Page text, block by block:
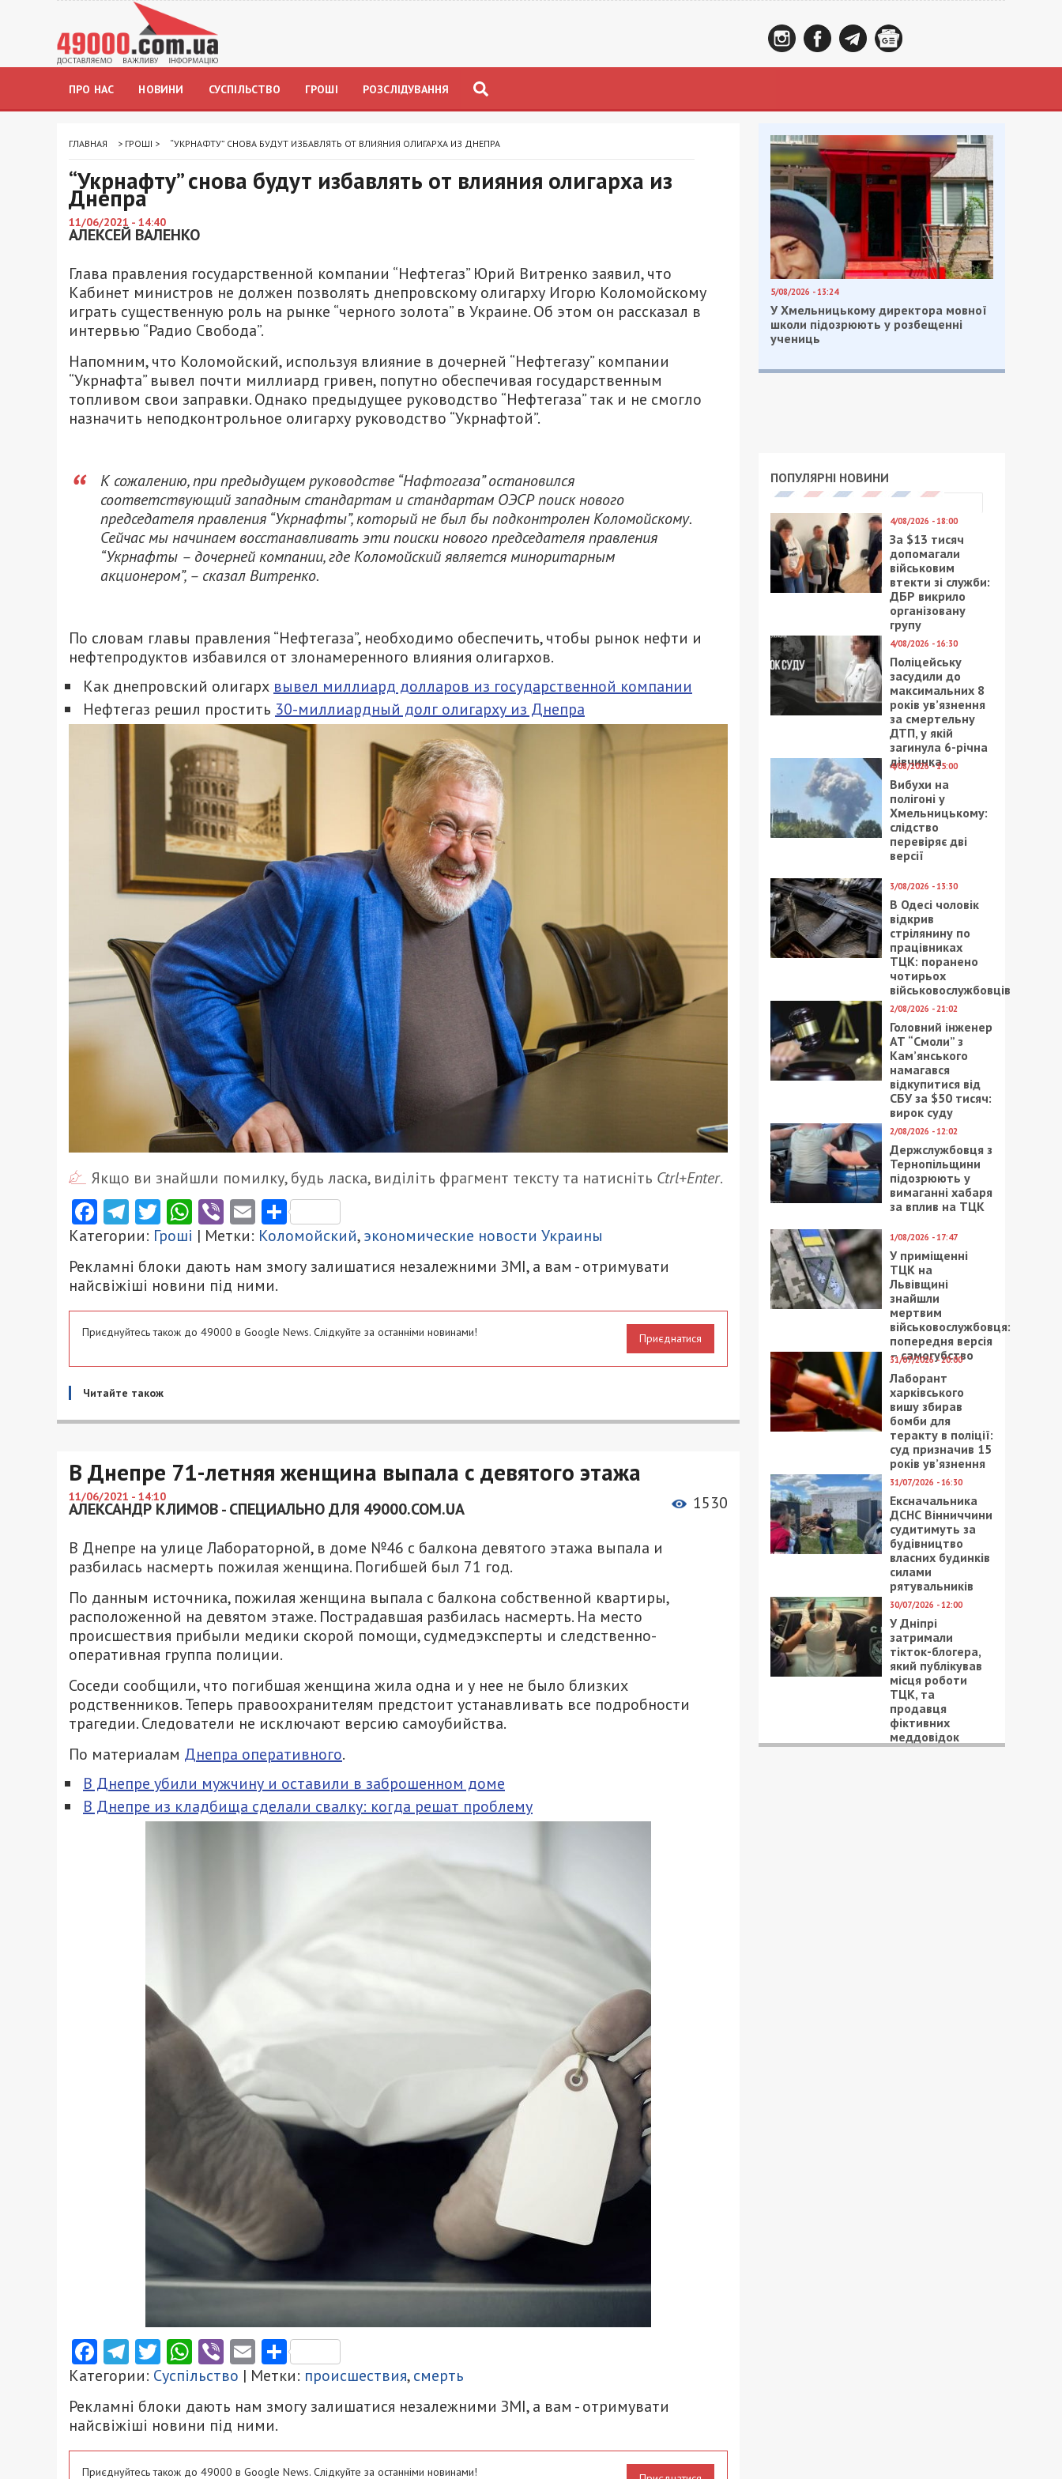
ПРО НАС НОВИНИ СУСПІЛЬСТВО ГРОШІ РОЗСЛІДУВАННЯ
ГЛАВНАЯ > ГРОШІ > “УКРНАФТУ” СНОВА БУДУТ ИЗБАВЛЯТЬ ОТ ВЛИЯНИЯ ОЛИГАРХА ИЗ ДНЕПРА
“Укрнафту” снова будут избавлять от влияния олигарха из
Днепра
11/06/2021 - 14:40
АЛЕКСЕЙ ВАЛЕНКО
Глава правления государственной компании “Нефтегаз” Юрий Витренко заявил, что
Кабинет министров не должен позволять днепровскому олигарху Игорю Коломойскому
играть существенную роль на рынке “черного золота” в Украине. Об этом он рассказал в
интервью “Радио Свобода”.
Напомним, что Коломойский, используя влияние в дочерней “Нефтегазу” компании
“Укрнафта” вывел почти миллиард гривен, попутно обеспечивая государственным
топливом свои заправки. Однако предыдущее руководство “Нефтегаза” так и не смогло
назначить неподконтрольное олигарху руководство “Укрнафтой”.
К сожалению, при предыдущем руководстве “Нафтогаза” остановился
соответствующий западным стандартам и стандартам ОЭСР поиск нового
председателя правления “Укрнафты”, который не был бы подконтролен Коломойскому.
Сейчас мы начинаем восстанавливать эти поиски нового председателя правления
“Укрнафты – дочерней компании, где Коломойский является миноритарным
акционером”, – сказал Витренко.
По словам главы правления “Нефтегаза”, необходимо обеспечить, чтобы рынок нефти и
нефтепродуктов избавился от злонамеренного влияния олигархов.
Как днепровский олигарх вывел миллиард долларов из государственной компании
Нефтегаз решил простить 30-миллиардный долг олигарху из Днепра
Якщо ви знайшли помилку, будь ласка, виділіть фрагмент тексту та натисніть Ctrl+Enter.
Facebook
Telegram
Twitter
WhatsApp
ViberEmailПоділитися
Категории: Гроші | Метки: Коломойский,экономические новости Украины
Рекламні блоки дають нам змогу залишатися незалежними ЗМІ, а вам - отримувати
найсвіжіші новини під ними.
Приєднуйтесь також до 49000 в Google News. Слідкуйте за останніми новинами! Приєднатися
Читайте також
В Днепре 71-летняя женщина выпала с девятого этажа
11/06/2021 - 14:10
АЛЕКСАНДР КЛИМОВ - СПЕЦИАЛЬНО ДЛЯ 49000.COM.UA 1530
В Днепре на улице Лабораторной, в доме №46 с балкона девятого этажа выпала и
разбилась насмерть пожилая женщина. Погибшей был 71 год.
По данным источника, пожилая женщина выпала с балкона собственной квартиры,
расположенной на девятом этаже. Пострадавшая разбилась насмерть. На место
происшествия прибыли медики скорой помощи, судмедэксперты и следственно-
оперативная группа полиции.
Соседи сообщили, что погибшая женщина жила одна и у нее не было близких
родственников. Теперь правоохранителям предстоит устанавливать все подробности
трагедии. Следователи не исключают версию самоубийства.
По материалам Днепра оперативного.
В Днепре убили мужчину и оставили в заброшенном доме
В Днепре из кладбища сделали свалку: когда решат проблему
Facebook
Telegram
Twitter
WhatsApp
ViberEmailПоділитися
Категории: Суспільство | Метки: происшествия,смерть
Рекламні блоки дають нам змогу залишатися незалежними ЗМІ, а вам - отримувати
найсвіжіші новини під ними.
Приєднуйтесь також до 49000 в Google News. Слідкуйте за останніми новинами!
5/08/2026 - 13:24
У Хмельницькому директора мовної
школи підозрюють у розбещенні
учениць
ПОПУЛЯРНІ НОВИНИ
4/08/2026 - 18:00
За $13 тисяч
допомагали
військовим
втекти зі служби:
ДБР викрило
організовану
групу
4/08/2026 - 16:30
Поліцейську
засудили до
максимальних 8
років ув’язнення
за смертельну
ДТП, у якій
загинула 6-річна
дівчинка
4/08/2026 - 15:00
Вибухи на
полігоні у
Хмельницькому:
слідство
перевіряє дві
версії
3/08/2026 - 13:30
В Одесі чоловік
відкрив
стрілянину по
працівниках
ТЦК: поранено
чотирьох
військовослужбовців
2/08/2026 - 21:02
Головний інженер
АТ “Смоли” з
Кам’янського
намагався
відкупитися від
СБУ за $50 тисяч:
вирок суду
2/08/2026 - 12:02
Держслужбовця з
Тернопільщини
підозрюють у
вимаганні хабаря
за вплив на ТЦК
1/08/2026 - 17:47
У приміщенні
ТЦК на
Львівщині
знайшли
мертвим
військовослужбовця:
попередня версія
– самогубство
31/07/2026 - 20:00
Лаборант
харківського
вишу збирав
бомби для
теракту в поліції:
суд призначив 15
років ув’язнення
31/07/2026 - 16:30
Ексначальника
ДСНС Вінниччини
судитимуть за
будівництво
власних будинків
силами
рятувальників
30/07/2026 - 12:00
У Дніпрі
затримали
тікток-блогера,
який публікував
місця роботи
ТЦК, та
продавця
фіктивних
меддовідок